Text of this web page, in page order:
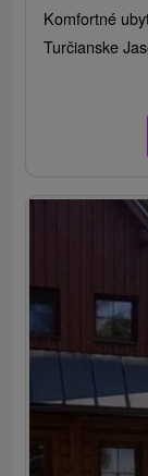
Komfortné
Turčianske